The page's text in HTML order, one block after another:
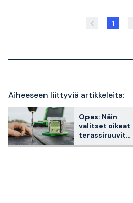
1
Aiheeseen liittyviä artikkeleita:
Opas: Näin
valitset oikeat
terassiruuvit
terassillesi